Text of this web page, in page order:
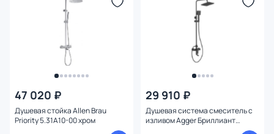
47 020 ₽
Душевая стойка Allen Brau
Priority 5.31A10-00 хром
29 910 ₽
Душевая система смеситель с
изливом Agger Бриллиант